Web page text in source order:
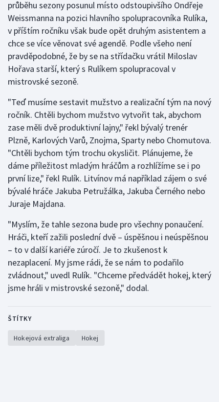
Moderní pětiboj
Motorsport
Olympijské hry
Plavání
Plážový volejbal
Ragby
Rychlobruslení
Rychlostní kanoistika
Short track
Sportovní střelba
Stolní tenis
průběhu sezony posunul místo odstoupivšího Ondřeje
Weissmanna na pozici hlavního spolupracovníka Rulíka,
v příštím ročníku však bude opět druhým asistentem a
chce se více věnovat své agendě. Podle všeho není
pravděpodobné, že by se na střídačku vrátil Miloslav
Hořava starší, který s Rulíkem spolupracoval v
mistrovské sezoně.
"Teď musíme sestavit mužstvo a realizační tým na nový
ročník. Chtěli bychom mužstvo vytvořit tak, abychom
zase měli dvě produktivní lajny," řekl bývalý trenér
Plzně, Karlových Varů, Znojma, Sparty nebo Chomutova.
"Chtěli bychom tým trochu okysličit. Plánujeme, že
dáme příležitost mladým hráčům a rozhlížíme se i po
první lize," řekl Rulík. Litvínov má například zájem o své
bývalé hráče Jakuba Petružálka, Jakuba Černého nebo
Juraje Majdana.
"Myslím, že tahle sezona bude pro všechny ponaučení.
Hráči, kteří zažili poslední dvě – úspěšnou i neúspěšnou
– to v další kariéře zúročí. Je to zkušenost k
nezaplacení. My jsme rádi, že se nám to podařilo
zvládnout," uvedl Rulík. "Chceme předvádět hokej, který
jsme hráli v mistrovské sezoně," dodal.
ŠTÍTKY
Hokejová extraliga Hokej